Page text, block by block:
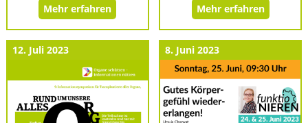
Mehr erfahren
Mehr erfahren
12. Juli 2023 8. Juni 2023